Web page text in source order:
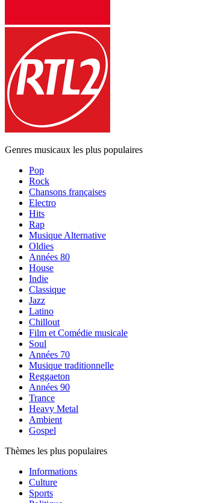
Genres musicaux les plus populaires
Pop
Rock
Chansons françaises
Electro
Hits
Rap
Musique Alternative
Oldies
Années 80
House
Indie
Classique
Jazz
Latino
Chillout
Film et Comédie musicale
Soul
Années 70
Musique traditionnelle
Reggaeton
Années 90
Trance
Heavy Metal
Ambient
Gospel
Thèmes les plus populaires
Informations
Culture
Sports